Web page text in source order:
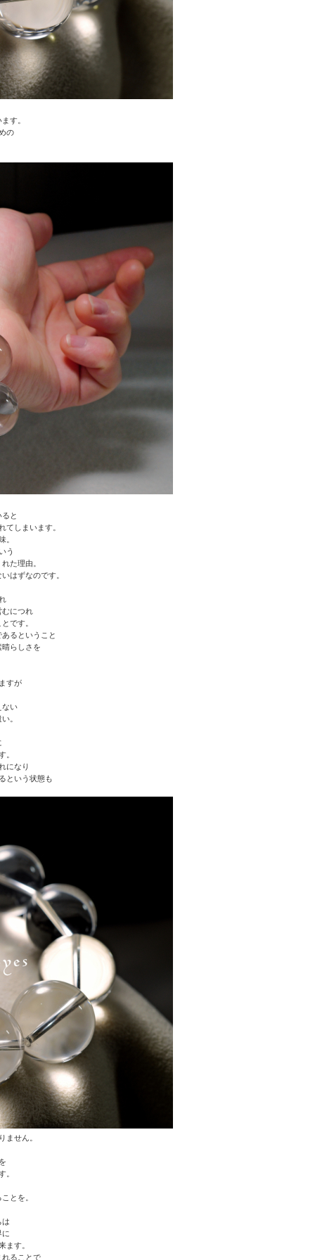
す。
の
と
しまいます。
。
う
た理由。
はずなのです。
につれ
です。
るということ
らしさを
すが
ない
。
。
になり
という状態も
ません。
。
とを。
す。
ることで